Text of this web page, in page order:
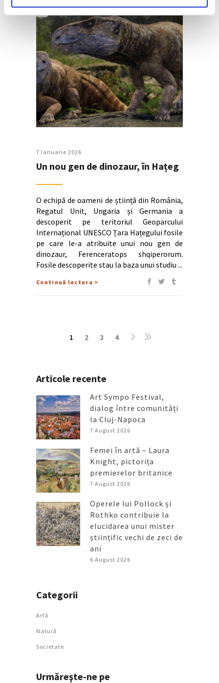
7 Ianuarie 2026
Un nou gen de dinozaur, în Hațeg
O echipă de oameni de știință din România,
Regatul Unit, Ungaria și Germania a
descoperit pe teritoriul Geoparcului
Internațional UNESCO Țara Hațegului fosile
pe care le-a atribuite unui nou gen de
dinozaur, Ferenceratops shqiperorum.
Fosile descoperite stau la baza unui studiu
Continuă lectura >
1 2 3 4
Articole recente
Art Sympo Festival,
dialog între comunități
la Cluj-Napoca
7 August 2026
Femei în artă – Laura
Knight, pictorița
premierelor britanice
7 August 2026
Operele lui Pollock și
Rothko contribuie la
elucidarea unui mister
științific vechi de zeci de
ani
6 August 2026
Categorii
Artǎ
Natură
Societate
Urmăreşte-ne pe